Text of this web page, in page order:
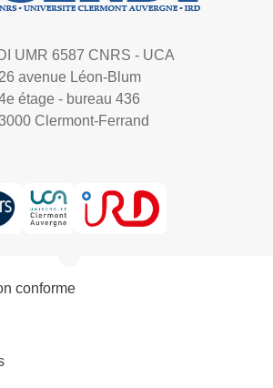
UMR 6587 CNRS - UCA
26 avenue Léon-Blum
étage - bureau 436
Clermont-Ferrand
conforme